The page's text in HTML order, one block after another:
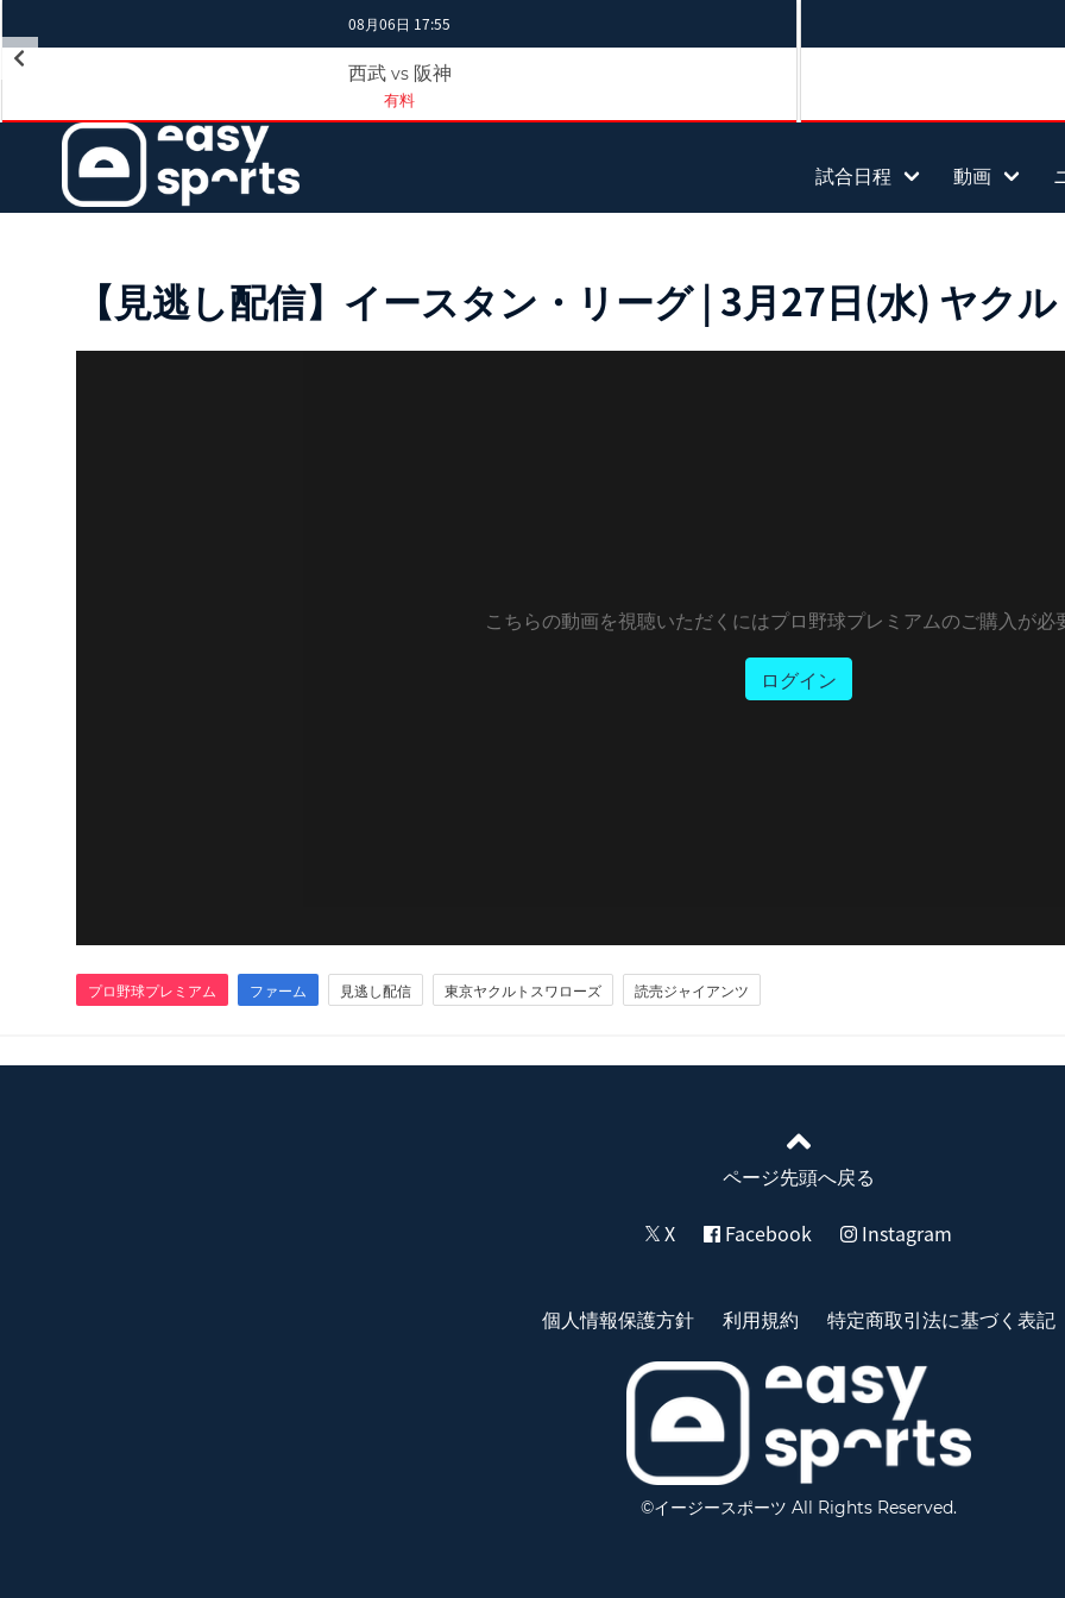
08月06日 17:55
西武 vs 阪神
有料
試合日程 動画
【見逃し配信】イースタン・リーグ | 3月27日(水) ヤク
こちらの動画を視聴いただくにはプロ野球プレミアムのご購入が必
ログイン
プロ野球プレミアム ファーム 見逃し配信 東京ヤクルトスワローズ 読売ジャイアンツ
ページ先頭へ戻る
X
Facebook Instagram
個人情報保護方針 利用規約 特定商取引法に基づく表記
©イージースポーツ All Rights Reserved.